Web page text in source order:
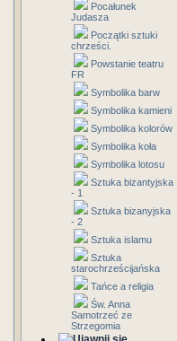
Pocałunek
Judasza
Początki sztuki
chrześci.
Powstanie teatru
FR
Symbolika barw
Symbolika kamieni
Symbolika kolorów
Symbolika koła
Symbolika lotosu
Sztuka bizantyjska
- 1
Sztuka bizanyjska
- 2
Sztuka islamu
Sztuka
starochrześcijańska
Tańce a religia
Św. Anna
Samotrzeć ze
Strzegomia